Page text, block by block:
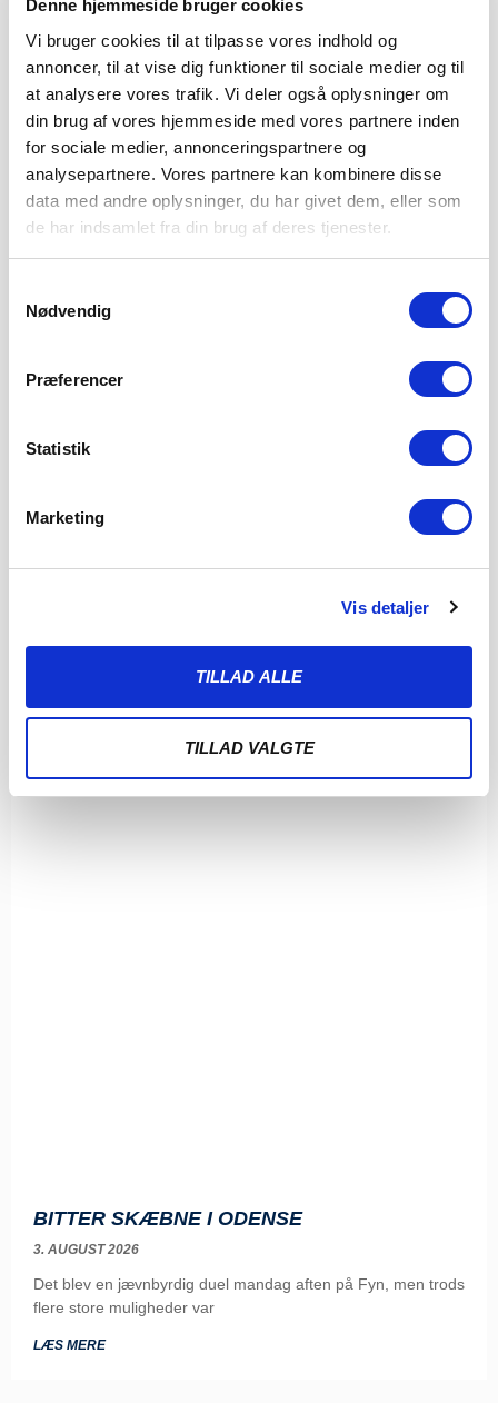
Denne hjemmeside bruger cookies
Vi bruger cookies til at tilpasse vores indhold og
annoncer, til at vise dig funktioner til sociale medier og til
at analysere vores trafik. Vi deler også oplysninger om
din brug af vores hjemmeside med vores partnere inden
for sociale medier, annonceringspartnere og
analysepartnere. Vores partnere kan kombinere disse
data med andre oplysninger, du har givet dem, eller som
de har indsamlet fra din brug af deres tjenester.
Nødvendig
Præferencer
Statistik
Marketing
Vis detaljer
TILLAD ALLE
TILLAD VALGTE
SØNDERJYSKE FODBOLD HENTER
4. AUGUST 2026
Bubacarr Tambedou, der er topscorer i den estiske liga.
BITTER SKÆBNE I ODENSE
3. AUGUST 2026
Det blev en jævnbyrdig duel mandag aften på Fyn, men trods
flere store muligheder var
LÆS MERE